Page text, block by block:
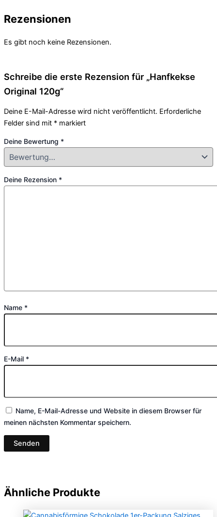
Rezensionen
Es gibt noch keine Rezensionen.
Schreibe die erste Rezension für „Hanfkekse
Original 120g“
Deine E-Mail-Adresse wird nicht veröffentlicht. Erforderliche
Felder sind mit * markiert
Deine Bewertung *
Deine Rezension *
Name *
E-Mail *
Name, E-Mail-Adresse und Website in diesem Browser für
meinen nächsten Kommentar speichern.
Ähnliche Produkte